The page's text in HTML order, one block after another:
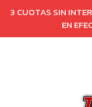
3 CUOTAS SIN
EN